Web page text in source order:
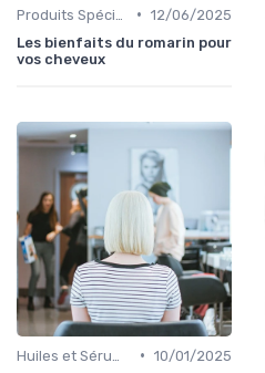
• 12/06/2025
Les bienfaits du romarin pour
vos cheveux
• 10/01/2025